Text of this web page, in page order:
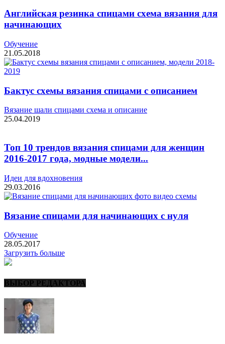
Английская резинка спицами схема вязания для
начинающих
Обучение
21.05.2018
Бактус схемы вязания спицами с описанием
Вязание шали спицами схема и описание
25.04.2019
Топ 10 трендов вязания спицами для женщин
2016-2017 года, модные модели...
Идеи для вдохновения
29.03.2016
Вязание спицами для начинающих с нуля
Обучение
28.05.2017
Загрузить больше
ВЫБОР РЕДАКТОРА